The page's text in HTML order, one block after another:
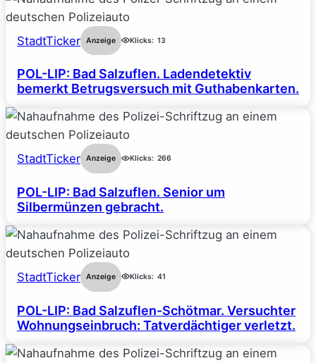
StadtTicker Anzeige Klicks: 13
POL-LIP: Bad Salzuflen. Ladendetektiv
bemerkt Betrugsversuch mit Guthabenkarten.
StadtTicker Anzeige Klicks: 266
POL-LIP: Bad Salzuflen. Senior um
Silbermünzen gebracht.
StadtTicker Anzeige Klicks: 41
POL-LIP: Bad Salzuflen-Schötmar. Versuchter
Wohnungseinbruch: Tatverdächtiger verletzt.